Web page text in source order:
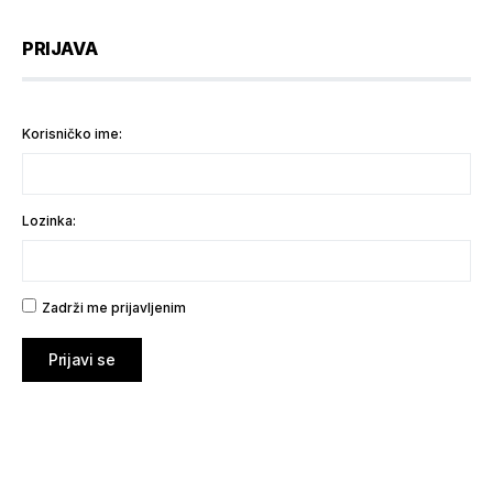
PRIJAVA
Korisničko ime:
Lozinka:
Zadrži me prijavljenim
Prijavi se